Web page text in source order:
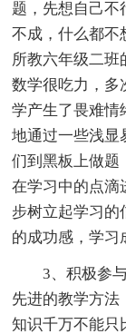
题，先想自己不
不成，什么都不
所教六年级二班
数学很吃力，多
学产生了畏难情
地通过一些浅显
们到黑板上做题
在学习中的点滴
步树立起学习的
的成功感，学习
3、积极参
先进的教学方法
知识千万不能只